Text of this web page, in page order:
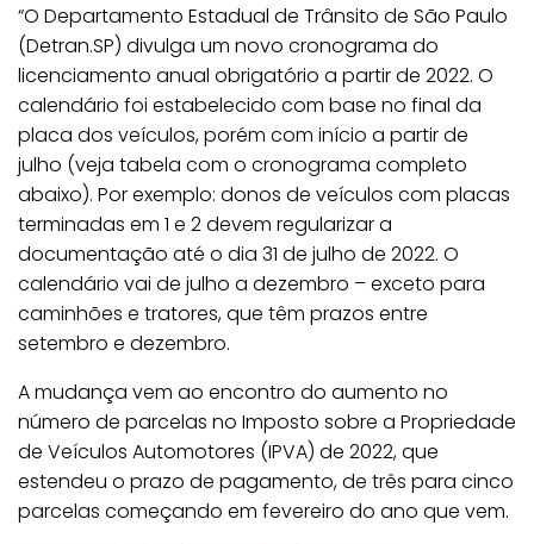
“O Departamento Estadual de Trânsito de São Paulo
(Detran.SP) divulga um novo cronograma do
licenciamento anual obrigatório a partir de 2022. O
calendário foi estabelecido com base no final da
placa dos veículos, porém com início a partir de
julho (veja tabela com o cronograma completo
abaixo). Por exemplo: donos de veículos com placas
terminadas em 1 e 2 devem regularizar a
documentação até o dia 31 de julho de 2022. O
calendário vai de julho a dezembro – exceto para
caminhões e tratores, que têm prazos entre
setembro e dezembro.
A mudança vem ao encontro do aumento no
número de parcelas no Imposto sobre a Propriedade
de Veículos Automotores (IPVA) de 2022, que
estendeu o prazo de pagamento, de três para cinco
parcelas começando em fevereiro do ano que vem.